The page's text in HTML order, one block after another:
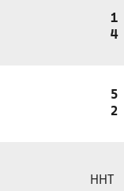
1
4
5
2
HHT